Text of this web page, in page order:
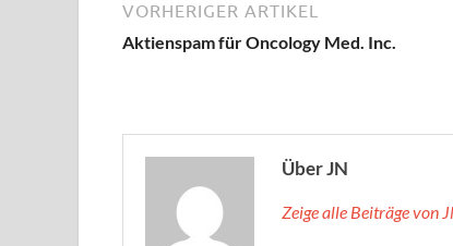
VORHERIGER ARTIKEL
Aktienspam für Oncology Med. Inc.
Über JN
Zeige alle Beiträge von